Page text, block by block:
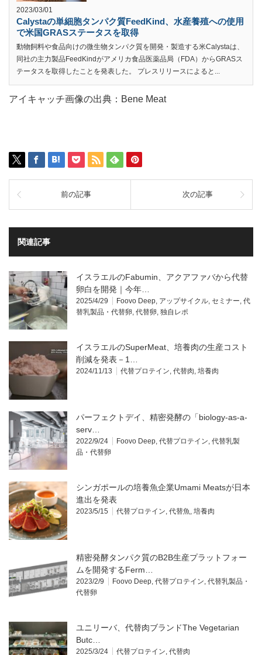
2023/03/01
Calystaの単細胞タンパク質FeedKind、水産養殖への使用
で米国GRASステータスを取得
動物飼料や食品向けの微生物タンパク質を開発・製造する米Calystaは、
同社の主力製品FeedKindがアメリカ食品医薬品局（FDA）からGRASス
テータスを取得したことを発表した。 プレスリリースによると...
アイキャッチ画像の出典：Bene Meat
前の記事 次の記事
関連記事
イスラエルのFabumin、アクアファバから代替
卵白を開発｜今年…
2025/4/29 Foovo Deep, アップサイクル, セミナー, 代
替乳製品・代替卵, 代替卵, 独自レポ
イスラエルのSuperMeat、培養肉の生産コスト
削減を発表－1…
2024/11/13 代替プロテイン, 代替肉, 培養肉
パーフェクトデイ、精密発酵の「biology-as-a-
serv…
2022/9/24 Foovo Deep, 代替プロテイン, 代替乳製
品・代替卵
シンガポールの培養魚企業Umami Meatsが日本
進出を発表
2023/5/15 代替プロテイン, 代替魚, 培養肉
精密発酵タンパク質のB2B生産プラットフォー
ムを開発するFerm…
2023/2/9 Foovo Deep, 代替プロテイン, 代替乳製品・
代替卵
ユニリーバ、代替肉ブランドThe Vegetarian
Butc…
2025/3/24 代替プロテイン, 代替肉